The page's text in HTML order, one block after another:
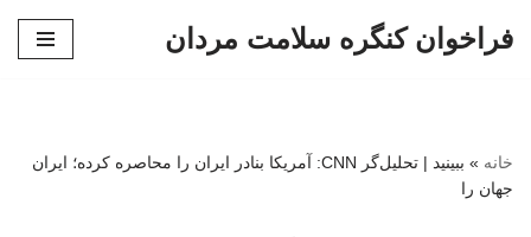
فراخوان کنگره سلامت مردان
خانه »
ببینید | تحلیل‌گر CNN: آمریکا بنادر ایران را محاصره کرده؛ ایران
جهان را